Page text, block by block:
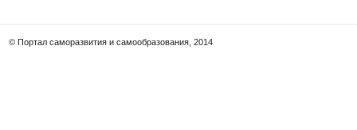
© Портал саморазвития и самообразования, 2014